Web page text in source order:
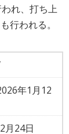
れ、打ち上
行われる。
年1月12
月24日